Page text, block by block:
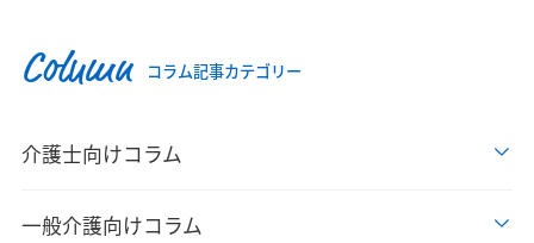
Column コラム記事カテゴリー
介護士向けコラム
一般介護向けコラム